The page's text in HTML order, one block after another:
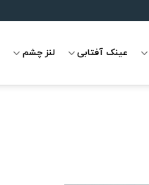
عینک آفتابی لنز چشم